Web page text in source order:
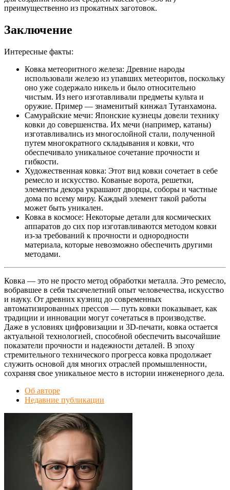
преимущественно из прокатных заготовок.
Заключение
Интересные факты:
Ковка метеоритного железа: Древние народы
использовали железо из упавших метеоритов, поскольку
оно уже содержало никель и было относительно
чистым. Из него изготавливали предметы культа и
оружие. Пример — знаменитый кинжал Тутанхамона.
Самурайские мечи: Японские кузнецы довели технику
ковки до совершенства. Их мечи (например, катаны)
изготавливались из многослойной стали, полученной
путем многократного складывания и ковки, что
обеспечивало уникальное сочетание прочности и
гибкости.
Художественная ковка: Этот вид ковки сочетает в себе
ремесло и искусство. Кованые ворота, решетки,
элементы декора украшают дворцы, соборы и частные
дома по всему миру. Каждый элемент такой работы
может быть уникален.
Ковка в космосе: Некоторые детали для космических
аппаратов до сих пор изготавливаются методом ковки
из-за требований к прочности и однородности
материала, которые невозможно обеспечить другими
методами.
Ковка — это не просто метод обработки металла. Это ремесло,
вобравшее в себя тысячелетний опыт человечества, искусство
и науку. От древних кузниц до современных
автоматизированных прессов — путь ковки показывает, как
традиции и инновации могут сочетаться в производстве.
Даже в условиях цифровизации и 3D-печати, ковка остается
актуальной технологией, способной обеспечить высочайшие
показатели прочности и надежности деталей. В эпоху
стремительного технического прогресса ковка продолжает
служить основой для многих отраслей промышленности,
сохраняя свое уникальное место в истории инженерного дела.
Об авторе
Недавние публикации